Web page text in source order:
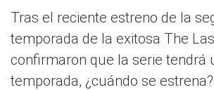
Tras el reciente estreno de la
temporada de la exitosa The
confirmaron que la serie tendrá
temporada, ¿cuándo se estrena?